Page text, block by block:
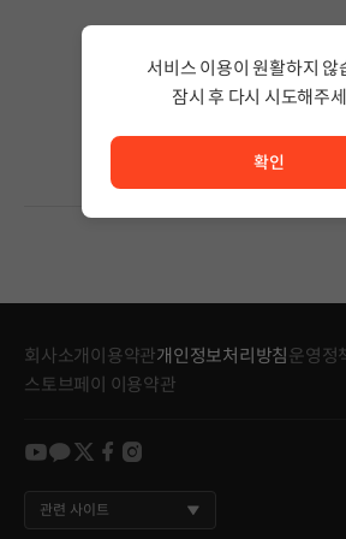
검색어의 단어 수를 줄이거나 필터조건
회사소개이용약관개인정보처리방침 운영정
스토브페이 이용약관
youtube
kakao
twitter
facebook
instagram
관련 사이트
서비스 이용이 원활하지 않
잠시 후 다시 시도해주
확인